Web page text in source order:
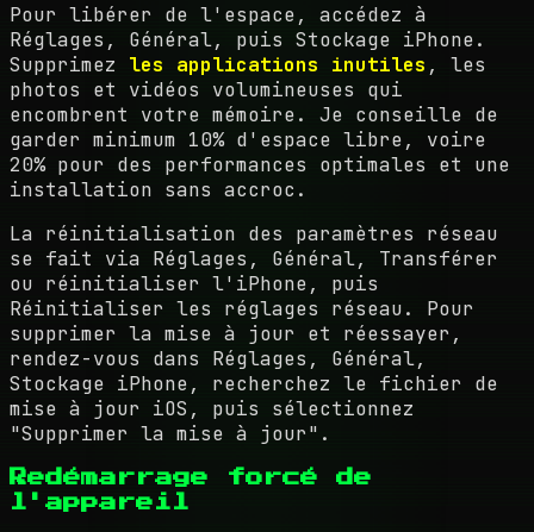
Pour libérer de l'espace, accédez à
Réglages, Général, puis Stockage iPhone.
Supprimez les applications inutiles , les
photos et vidéos volumineuses qui
encombrent votre mémoire. Je conseille de
garder minimum 10% d'espace libre, voire
20% pour des performances optimales et une
installation sans accroc.
La réinitialisation des paramètres réseau
se fait via Réglages, Général, Transférer
ou réinitialiser l'iPhone, puis
Réinitialiser les réglages réseau. Pour
supprimer la mise à jour et réessayer,
rendez-vous dans Réglages, Général,
Stockage iPhone, recherchez le fichier de
mise à jour iOS, puis sélectionnez
"Supprimer la mise à jour".
Redémarrage forcé de
l'appareil